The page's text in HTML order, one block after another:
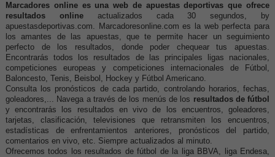
Marcadores online es una web de apuestas deportivas que ofrece
resultados onlineactualizados cada 30 segundos, by
apuestasdeportivas.com. Marcadoresonline.com es la web perfecta para
los amantes de las apuestas, que te permite hacer un seguimiento
perfecto de los resultados, donde poder chequear tus apuestas.
Encontrarás todos los resultados de las principales ligas nacionales,
competiciones europeas y competiciones internacionales de Fútbol,
Baloncesto, Tenis, Beisbol, Hockey y Fútbol Americano.
Consulta los pronósticos de cada partido, controlando horarios, fechas,
goleadores,... Navega a través de los menús de los resultados de fútbol
y encontrarás los resultados en vivo de los encuentros, goleadores,
tarjetas, clasificación, televisiones que retransmiten los encuentros,
estadísticas de enfrentamientos anteriores, pronósticos del partido,
comentarios en vivo, etc. Siempre actualizados al minuto.
Ofrecemos todos los resultados de fútbol de la liga BBVA, liga Endesa,